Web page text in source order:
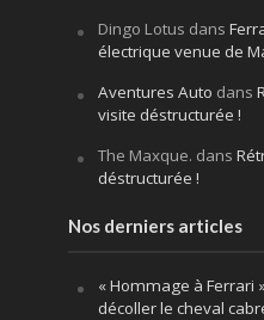
Dingo Lotus dans
électrique venue de
Aventures Auto dans
visite déstructurée !
The Maxque. dans
déstructurée !
Nos derniers articles
« Hommage à Ferrari
décoller le cheval